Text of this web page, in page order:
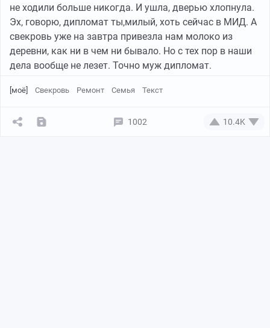
не ходили больше никогда. И ушла, дверью хлопнула.
Эх, говорю, дипломат ты,милый, хоть сейчас в МИД. А
свекровь уже на завтра привезла нам молоко из
деревни, как ни в чем ни бывало. Но с тех пор в наши
дела вообще не лезет. Точно муж дипломат.
[моё] Свекровь Ремонт Семья Текст
1002 10.4K